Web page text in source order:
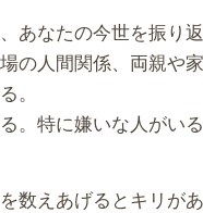
あなたの今世を振り返
の人間関係、両親や
。
。特に嫌いな人がい
数えあげるとキリがあ